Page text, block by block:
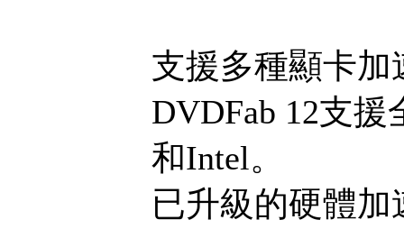
支援多種顯卡
DVDFab 12支
和Intel。
已升級的硬體